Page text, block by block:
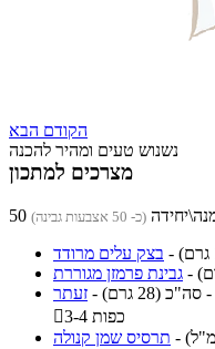
הקודם הבא
נשנוש טעים ומהיר להכנה
מצרכים למתכון
(כ- 50 אצבעות גבינה)
בצק עלים מרודד -
גבינת פרמזן מגוררת -
זעתר - - סה"כ (28 גרם)

3-4 כפות
תרסיס שמן קנולה -